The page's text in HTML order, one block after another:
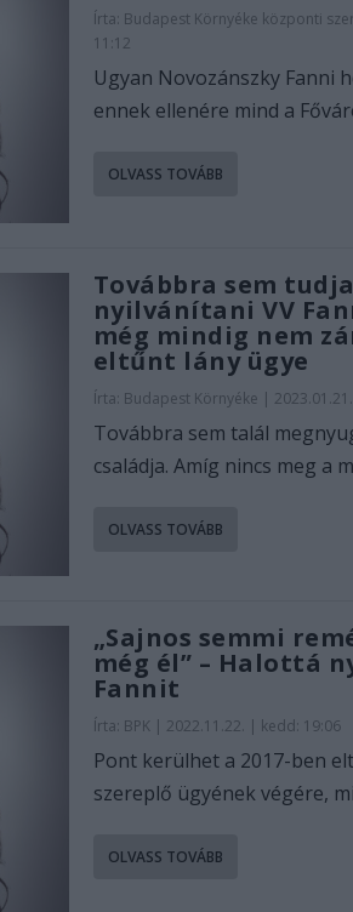
Írta: Budapest Környéke központi
11:12
Ugyan Novozánszky Fanni
ennek ellenére mind a
OLVASS TOVÁBB
Továbbra sem
nyilvánítani VV
még mindig nem
eltűnt lány ügye
Írta: Budapest Környéke |
Továbbra sem talál
családja. Amíg nincs meg a
OLVASS TOVÁBB
„Sajnos semmi
még él” – Halottá
Fannit
Írta: BPK| 2022.11.22. | kedd: 19:06
Pont kerülhet a 2017-ben
szereplő ügyének végére,
OLVASS TOVÁBB